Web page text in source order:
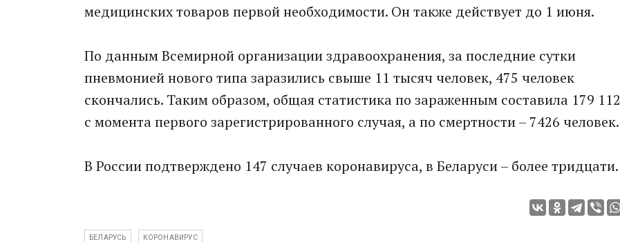
медицинских товаров первой необходимости. Он также действует до 1 июня.
По данным Всемирной организации здравоохранения, за последние сутки
пневмонией нового типа заразились свыше 11 тысяч человек, 475 человек
скончались. Таким образом, общая статистика по зараженным составила 179 112
с момента первого зарегистрированного случая, а по смертности – 7426 человек.
В России подтверждено 147 случаев коронавируса, в Беларуси – более тридцати.
БЕЛАРУСЬ КОРОНАВИРУС